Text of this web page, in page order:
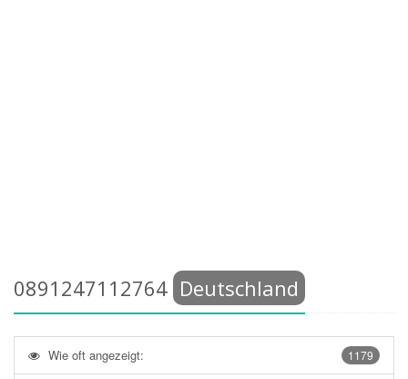
0891247112764 Deutschland
1179
Wie oft angezeigt: